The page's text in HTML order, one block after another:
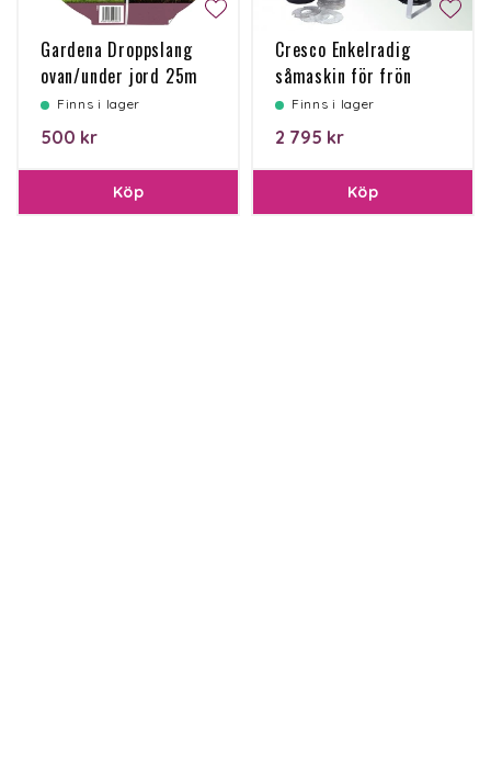
Gardena Droppslang
ovan/under jord 25m
Finns i lager
500 kr
Köp
Cresco Enkelradig
såmaskin för frön
Finns i lager
2 795 kr
Köp